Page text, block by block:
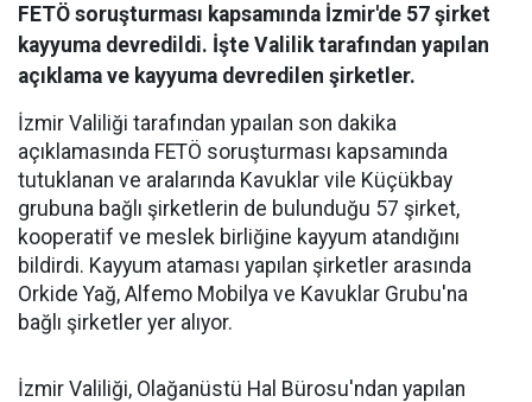
FETÖ soruşturması kapsamında İzmir'de 57 şirket
kayyuma devredildi. İşte Valilik tarafından yapılan
açıklama ve kayyuma devredilen şirketler.
İzmir Valiliği tarafından ypaılan son dakika
açıklamasında FETÖ soruşturması kapsamında
tutuklanan ve aralarında Kavuklar vile Küçükbay
grubuna bağlı şirketlerin de bulunduğu 57 şirket,
kooperatif ve meslek birliğine kayyum atandığını
bildirdi. Kayyum ataması yapılan şirketler arasında
Orkide Yağ, Alfemo Mobilya ve Kavuklar Grubu'na
bağlı şirketler yer alıyor.
İzmir Valiliği, Olağanüstü Hal Bürosu'ndan yapılan